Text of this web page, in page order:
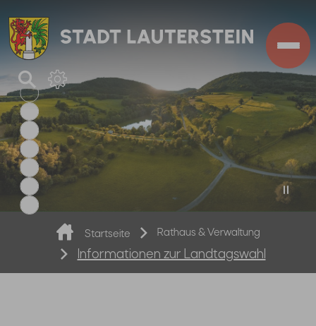
Startseite
Rathaus & Verwaltung
Informationen zur Landtagswahl